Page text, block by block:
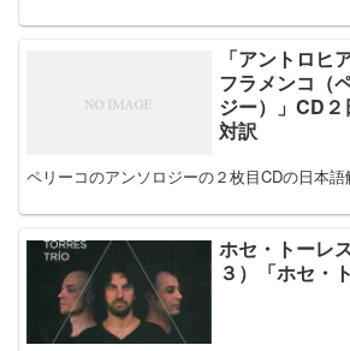
「アントロヒ
フラメンコ（
ジー）」CD
対訳
ペリーコのアンソロジーの２枚目CDの日本語
ホセ・トーレ
３）「ホセ・